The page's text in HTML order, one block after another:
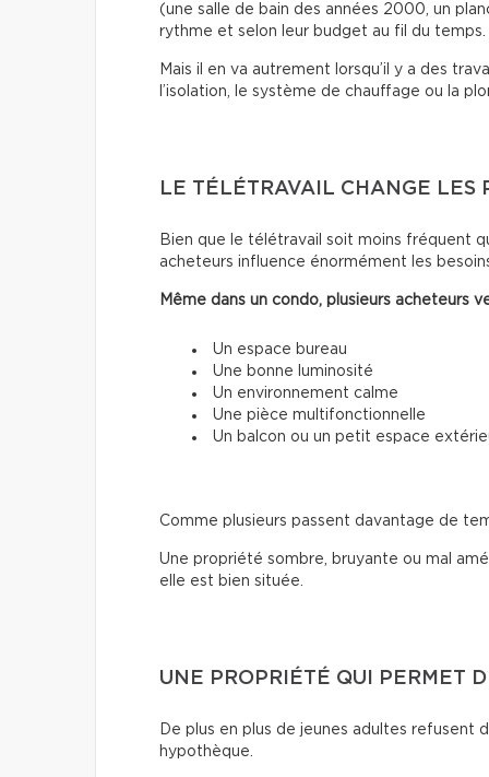
(une salle de bain des années 2000, un
rythme et selon leur budget au fil du temps.
Mais il en va autrement lorsqu’il y a des
l’isolation, le système de chauffage ou la
LE TÉLÉTRAVAIL CHANGE LES
Bien que le télétravail soit moins fréquent
acheteurs influence énormément les
Même dans un condo, plusieurs acheteurs
Un espace bureau
Une bonne luminosité
Un environnement calme
Une pièce multifonctionnelle
Un balcon ou un petit espace
Comme plusieurs passent davantage de
Une propriété sombre, bruyante ou mal
elle est bien située.
UNE PROPRIÉTÉ QUI PERMET
De plus en plus de jeunes adultes refusent
hypothèque.